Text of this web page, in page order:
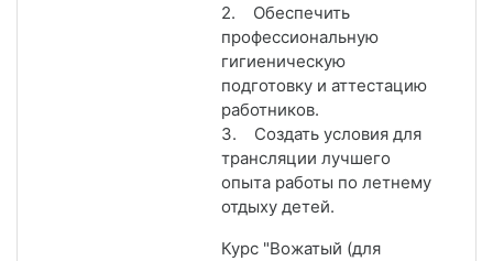
2. Обеспечить
профессиональную
гигиеническую
подготовку и аттестацию
работников.
3. Создать условия для
трансляции лучшего
опыта работы по летнему
отдыху детей.
Курс "Вожатый (для